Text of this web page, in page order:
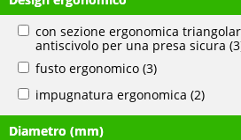
con sezione ergonomica
antiscivolo per una presa sicura
fusto ergonomico (3)
impugnatura ergonomica (2)
Diametro (mm)